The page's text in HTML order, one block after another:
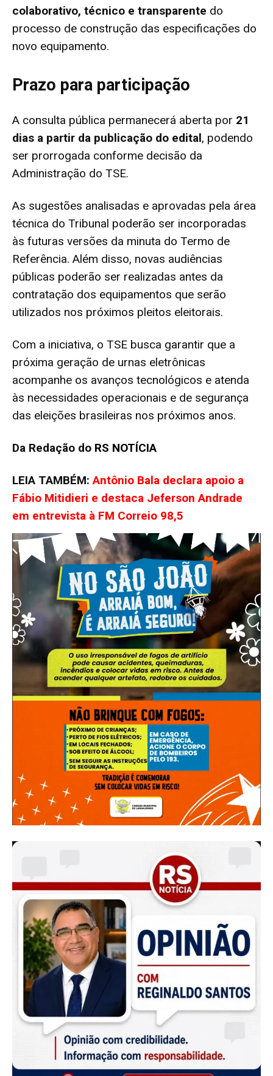
colaborativo, técnico e transparente do
processo de construção das especificações do
novo equipamento.
Prazo para participação
A consulta pública permanecerá aberta por 21
dias a partir da publicação do edital, podendo
ser prorrogada conforme decisão da
Administração do TSE.
As sugestões analisadas e aprovadas pela área
técnica do Tribunal poderão ser incorporadas
às futuras versões da minuta do Termo de
Referência. Além disso, novas audiências
públicas poderão ser realizadas antes da
contratação dos equipamentos que serão
utilizados nos próximos pleitos eleitorais.
Com a iniciativa, o TSE busca garantir que a
próxima geração de urnas eletrônicas
acompanhe os avanços tecnológicos e atenda
às necessidades operacionais e de segurança
das eleições brasileiras nos próximos anos.
Da Redação do RS NOTÍCIA
LEIA TAMBÉM:Antônio Bala declara apoio a
Fábio Mitidieri e destaca Jeferson Andrade
em entrevista à FM Correio 98,5